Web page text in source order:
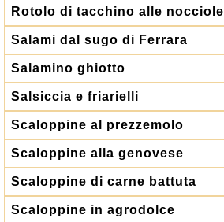
Rotolo di tacchino alle nocciole
Salami dal sugo di Ferrara
Salamino ghiotto
Salsiccia e friarielli
Scaloppine al prezzemolo
Scaloppine alla genovese
Scaloppine di carne battuta
Scaloppine in agrodolce